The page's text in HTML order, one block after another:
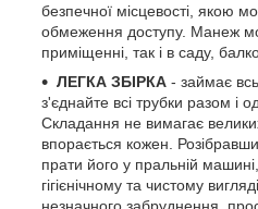
безпечної місцевості, якою
обмеження доступу. Манеж
приміщенні, так і в саду,
ЛЕГКА ЗБІРКА - займає
з'єднайте всі трубки разом і
Складання не вимагає
впорається кожен.
прати його у пральній
гігієнічному та чистому
незначного забруднення,